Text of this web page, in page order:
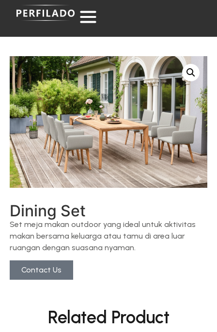
Dining Set
Set meja makan outdoor yang ideal untuk aktivitas
makan bersama keluarga atau tamu di area luar
ruangan dengan suasana nyaman.
Contact Us
Related Product